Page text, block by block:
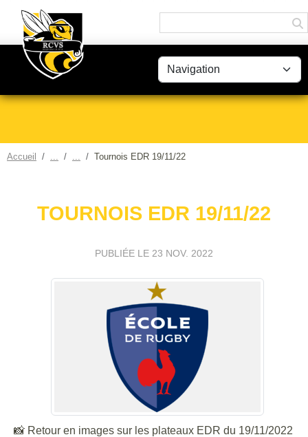
Accueil Tournois EDR 19/11/22
TOURNOIS EDR 19/11/22
PUBLIÉE LE 23 NOV. 2022
📸 Retour en images sur les plateaux EDR du 19/11/2022
Panneau de gestion des cookies